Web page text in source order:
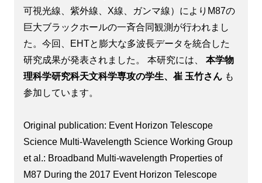
可視光線、紫外線、X線、ガンマ線）によりM87の
巨大ブラックホールの一斉合同観測が行われまし
た。今回、EHTと膨大な多波長データを統合した
研究成果が発表されました。 本研究には、 本学物
理科学研究科天文科学専攻の学生、崔 玉竹さん も
参加しています。
Original publication: Event Horizon Telescope
Science Multi-Wavelength Science Working Group
et al.: Broadband Multi-wavelength Properties of
M87 During the 2017 Event Horizon Telescope